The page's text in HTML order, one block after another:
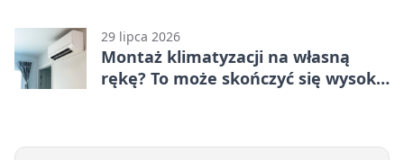
29 lipca 2026
Montaż klimatyzacji na własną
rękę? To może skończyć się wysoką